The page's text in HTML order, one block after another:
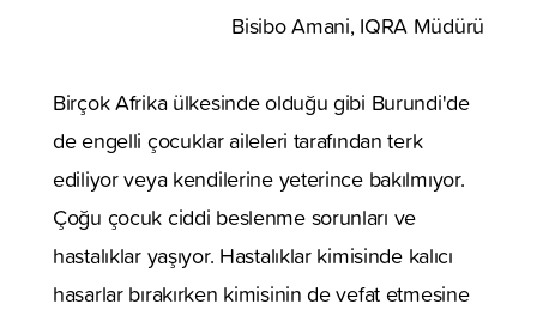
Bisibo Amani, IQRA Müdürü
Birçok Afrika ülkesinde olduğu gibi Burundi'de
de engelli çocuklar aileleri tarafından terk
ediliyor veya kendilerine yeterince bakılmıyor.
Çoğu çocuk ciddi beslenme sorunları ve
hastalıklar yaşıyor. Hastalıklar kimisinde kalıcı
hasarlar bırakırken kimisinin de vefat etmesine